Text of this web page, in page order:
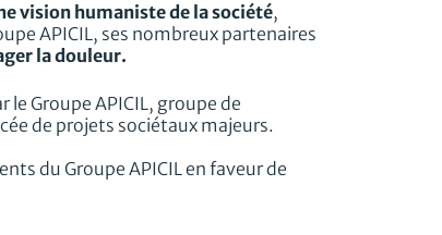
vision humaniste de la société,
APICIL, ses nombreux partenaires
la douleur.
le Groupe APICIL, groupe de
de projets sociétaux majeurs.
du Groupe APICIL en faveur de